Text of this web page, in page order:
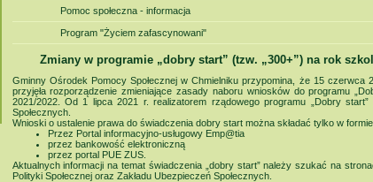
Pomoc społeczna - informacja
Program "Życiem zafascynowani"
Zmiany w programie „dobry start” (tzw. „300+”) na rok
Gminny Ośrodek Pomocy Społecznej w Chmielniku przypomina, że 15 czerwca
przyjęła rozporządzenie zmieniające zasady naboru wniosków do programu
2021/2022. Od 1 lipca 2021 r. realizatorem rządowego programu „Dobry start”
Społecznych.
Wnioski o ustalenie prawa do świadczenia dobry start można składać tylko w
Przez Portal informacyjno-usługowy Emp@tia
przez bankowość elektroniczną
przez portal PUE ZUS.
Aktualnych informacji na temat świadczenia „dobry start” należy szukać na
Polityki Społecznej oraz Zakładu Ubezpieczeń Społecznych.